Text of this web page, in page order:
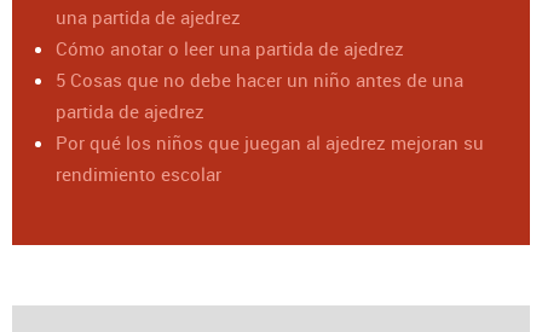
una partida de ajedrez
Cómo anotar o leer una partida de ajedrez
5 Cosas que no debe hacer un niño antes de una
partida de ajedrez
Por qué los niños que juegan al ajedrez mejoran su
rendimiento escolar